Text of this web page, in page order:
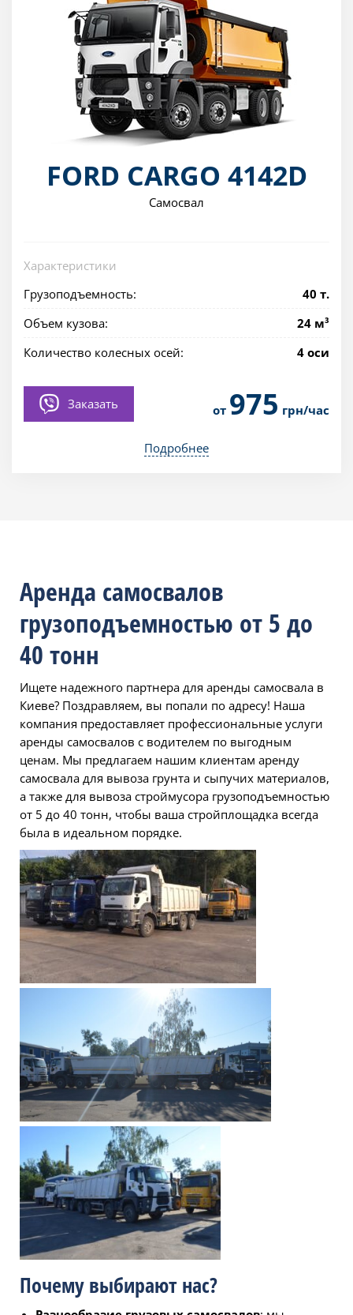
FORD CARGO 4142D
Самосвал
Характеристики
Грузоподъемность:
40 т.
Объем кузова:
24 м³
Количество колесных осей:
4 оси
Заказать от 975 грн/час
Подробнее
Аренда самосвалов
грузоподъемностью от 5 до
40 тонн
Ищете надежного партнера для аренды самосвала в
Киеве? Поздравляем, вы попали по адресу! Наша
компания предоставляет профессиональные услуги
аренды самосвалов с водителем по выгодным
ценам. Мы предлагаем нашим клиентам аренду
самосвала для вывоза грунта и сыпучих материалов,
а также для вывоза строймусора грузоподъемностью
от 5 до 40 тонн, чтобы ваша стройплощадка всегда
была в идеальном порядке.
Почему выбирают нас?